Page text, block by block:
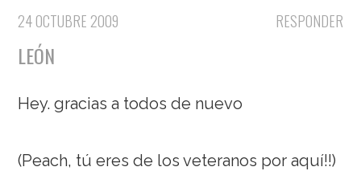
RESPONDER
24 OCTUBRE 2009
LEÓN
Hey. gracias a todos de nuevo
(Peach, tú eres de los veteranos por aquí!!)